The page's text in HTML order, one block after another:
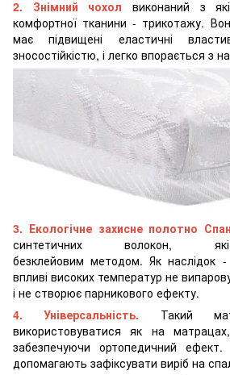
2. Знімний чохол виконаний з
комфортної тканини - трикотажу.
має підвищені еластичні
зносостійкістю, і легко впорається з
3. Екологічне захисне полотно
синтетичних волокон,
безклейовим методом. Як наслідок -
впливі високих температур не
і не створює парникового ефекту.
4. Універсальність. Такий
використовуватися як на
забезпечуючи ортопедичний
допомагають зафіксувати виріб на